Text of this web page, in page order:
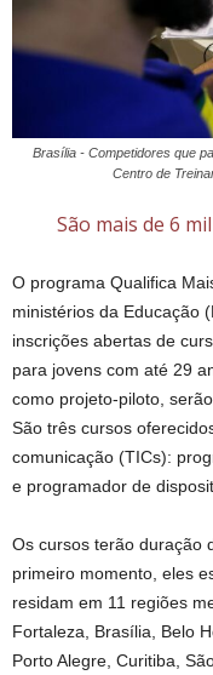
Brasília - Competidores que
Centro de
São mais de 6
O programa Qualifica
ministérios da Educação
inscrições abertas de
para jovens com até 29
como projeto-piloto,
São três cursos
comunicação (TICs):
e programador de
Os cursos terão duração
primeiro momento, eles
residam em 11 regiões
Fortaleza, Brasília, Belo
Porto Alegre, Curitiba,